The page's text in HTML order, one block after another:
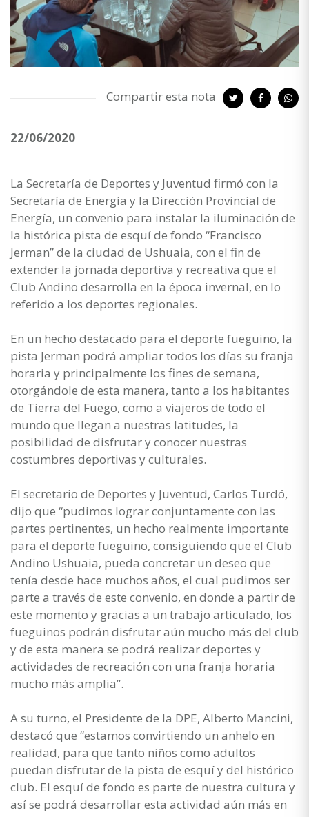
Compartir esta nota
22/06/2020
La Secretaría de Deportes y Juventud firmó con la
Secretaría de Energía y la Dirección Provincial de
Energía, un convenio para instalar la iluminación de
la histórica pista de esquí de fondo “Francisco
Jerman” de la ciudad de Ushuaia, con el fin de
extender la jornada deportiva y recreativa que el
Club Andino desarrolla en la época invernal, en lo
referido a los deportes regionales.
En un hecho destacado para el deporte fueguino, la
pista Jerman podrá ampliar todos los días su franja
horaria y principalmente los fines de semana,
otorgándole de esta manera, tanto a los habitantes
de Tierra del Fuego, como a viajeros de todo el
mundo que llegan a nuestras latitudes, la
posibilidad de disfrutar y conocer nuestras
costumbres deportivas y culturales.
El secretario de Deportes y Juventud, Carlos Turdó,
dijo que “pudimos lograr conjuntamente con las
partes pertinentes, un hecho realmente importante
para el deporte fueguino, consiguiendo que el Club
Andino Ushuaia, pueda concretar un deseo que
tenía desde hace muchos años, el cual pudimos ser
parte a través de este convenio, en donde a partir de
este momento y gracias a un trabajo articulado, los
fueguinos podrán disfrutar aún mucho más del club
y de esta manera se podrá realizar deportes y
actividades de recreación con una franja horaria
mucho más amplia”.
A su turno, el Presidente de la DPE, Alberto Mancini,
destacó que “estamos convirtiendo un anhelo en
realidad, para que tanto niños como adultos
puedan disfrutar de la pista de esquí y del histórico
club. El esquí de fondo es parte de nuestra cultura y
así se podrá desarrollar esta actividad aún más en